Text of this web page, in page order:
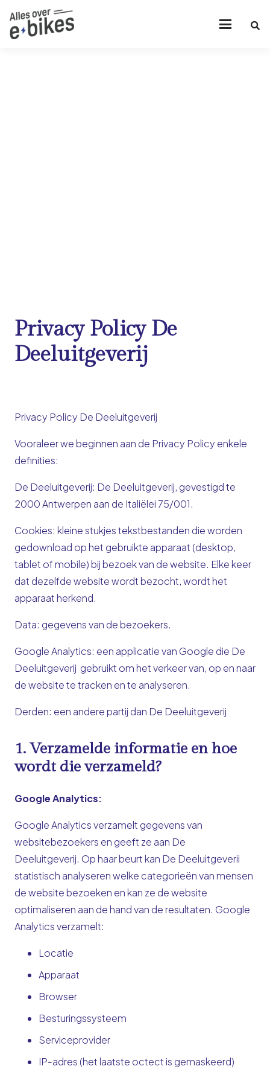
Privacy Policy De
Deeluitgeverij
Privacy Policy De Deeluitgeverij
Vooraleer we beginnen aan de Privacy Policy enkele
definities:
De Deeluitgeverij: De Deeluitgeverij, gevestigd te
2000 Antwerpen aan de Italiëlei 75/001.
Cookies: kleine stukjes tekstbestanden die worden
gedownload op het gebruikte apparaat (desktop,
tablet of mobile) bij bezoek van de website. Elke keer
dat dezelfde website wordt bezocht, wordt het
apparaat herkend.
Data: gegevens van de bezoekers.
Google Analytics: een applicatie van Google die De
Deeluitgeverij gebruikt om het verkeer van, op en naar
de website te tracken en te analyseren.
Derden: een andere partij dan De Deeluitgeverij
1. Verzamelde informatie en hoe
wordt die verzameld?
Google Analytics:
Google Analytics verzamelt gegevens van
websitebezoekers en geeft ze aan De
Deeluitgeverij. Op haar beurt kan De Deeluitgeverii
statistisch analyseren welke categorieën van mensen
de website bezoeken en kan ze de website
optimaliseren aan de hand van de resultaten. Google
Analytics verzamelt:
Locatie
Apparaat
Browser
Besturingssysteem
Serviceprovider
IP-adres (het laatste octect is gemaskeerd)